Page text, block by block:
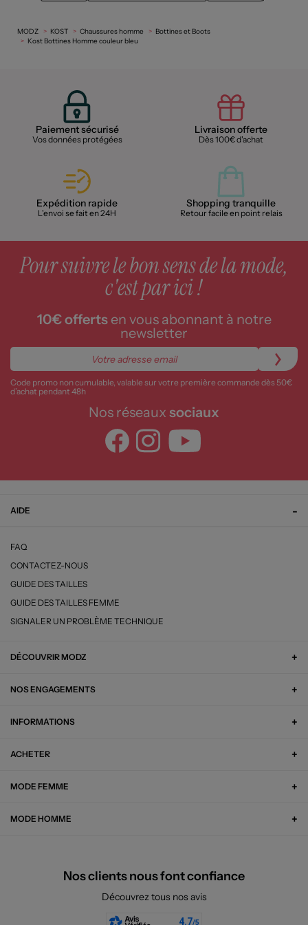
MODZ KOST Chaussures homme
Bottines et Boots
Kost Bottines Homme couleur bleu
Paiement sécurisé
Vos données protégées
Livraison offerte
Dès 100€ d'achat
Expédition rapide
L'envoi se fait en 24H
Shopping tranquille
Retour facile en point relais
Pour suivre le bon sens de la mode,
c'est par ici !
10€ offertsen vous abonnant à notre
newsletter
Code promo non cumulable, valable sur votre première commande dès 50€
d’achat pendant 48h
Nos réseaux sociaux
AIDE
FAQ
CONTACTEZ-NOUS
GUIDE DES TAILLES
GUIDE DES TAILLES FEMME
SIGNALER UN PROBLÈME TECHNIQUE
DÉCOUVRIR MODZ
NOS ENGAGEMENTS
INFORMATIONS
ACHETER
MODE FEMME
MODE HOMME
Nos clients nous font confiance
Découvrez tous nos avis